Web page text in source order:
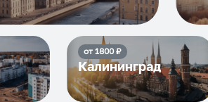
от 1800₽
Калининград